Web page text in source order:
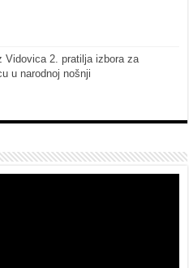
Vidovica 2. pratilja izbora za
u narodnoj nošnji